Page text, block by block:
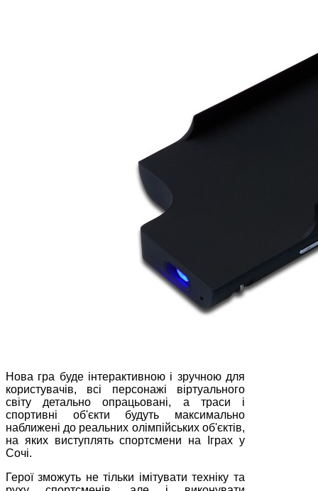
Нова гра буде інтерактивною і зручною для
користувачів, всі персонажі віртуального
світу детально опрацьовані, а траси і
спортивні об'єкти будуть максимально
наближені до реальних олімпійських об'єктів,
на яких виступлять спортсмени на Іграх у
Сочі.
Герої зможуть не тільки імітувати техніку та